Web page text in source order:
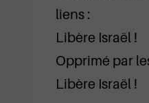
liens :
Libère Israël !
Opprimé par
Libère Israël !